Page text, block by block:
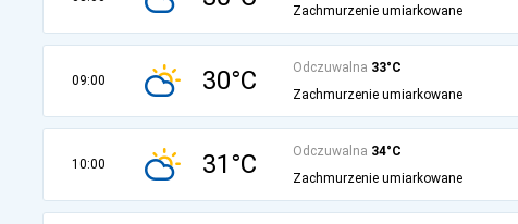
Zachmurzenie umiarkowane
09:00 30°C Odczuwalna 33°C
Zachmurzenie umiarkowane
10:00 31°C Odczuwalna 34°C
Zachmurzenie umiarkowane